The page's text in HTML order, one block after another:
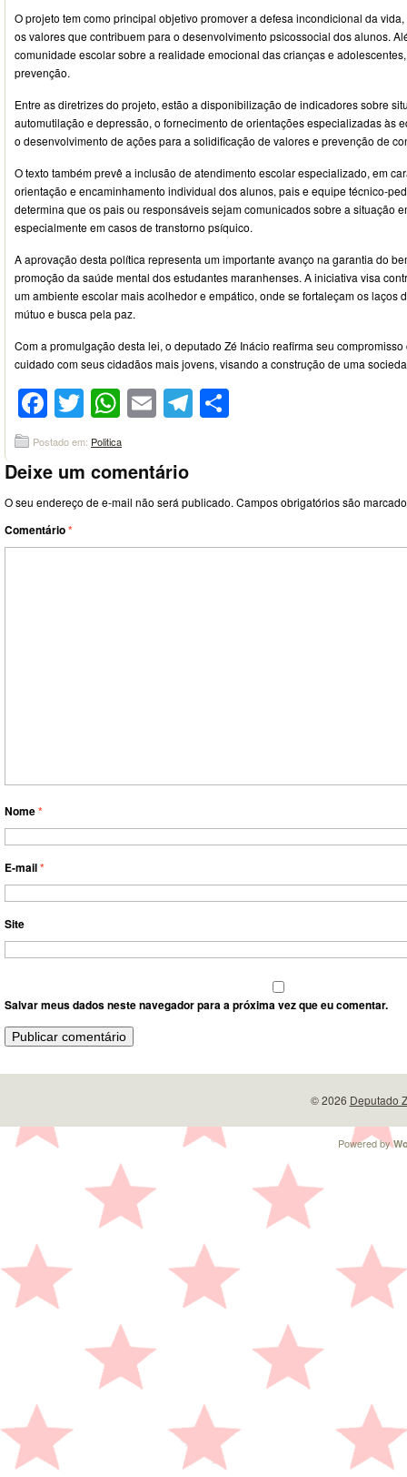
O projeto tem como principal objetivo promover a defesa incondicional da
os valores que contribuem para o desenvolvimento psicossocial dos alunos.
comunidade escolar sobre a realidade emocional das crianças e
prevenção.
Entre as diretrizes do projeto, estão a disponibilização de indicadores sobre
automutilação e depressão, o fornecimento de orientações especializadas às
o desenvolvimento de ações para a solidificação de valores e prevenção de
O texto também prevê a inclusão de atendimento escolar especializado, em
orientação e encaminhamento individual dos alunos, pais e equipe técnico-
determina que os pais ou responsáveis sejam comunicados sobre a situação
especialmente em casos de transtorno psíquico.
A aprovação desta política representa um importante avanço na garantia do
promoção da saúde mental dos estudantes maranhenses. A iniciativa visa
um ambiente escolar mais acolhedor e empático, onde se fortaleçam os laços
mútuo e busca pela paz.
Com a promulgação desta lei, o deputado Zé Inácio reafirma seu
cuidado com seus cidadãos mais jovens, visando a construção de uma
Facebook
Twitter
WhatsApp
EmailTelegram
Postado em: Politica
Deixe um comentário
O seu endereço de e-mail não será publicado. Campos obrigatórios são
Comentário*
Nome*
E-mail*
Site
Salvar meus dados neste navegador para a próxima vez que eu comentar.
© 2026 Deputado
Powered by